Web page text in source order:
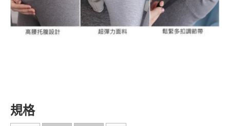
規格